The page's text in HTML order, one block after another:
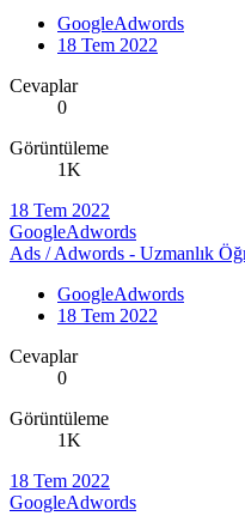
GoogleAdwords
18 Tem 2022
Cevaplar
0
Görüntüleme
1K
18 Tem 2022
GoogleAdwords
Ads / Adwords - Uzmanlık
GoogleAdwords
18 Tem 2022
Cevaplar
0
Görüntüleme
1K
18 Tem 2022
GoogleAdwords